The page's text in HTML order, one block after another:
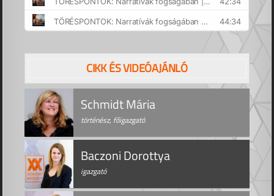
CIKK ÉS VIDEÓAJÁNLÓ
Schmidt Mária
történész, főigazgató
Baczoni Dorottya
igazgató